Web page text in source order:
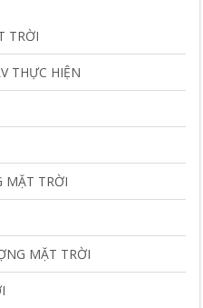
TRỜI
THỰC HIỆN
MẶT TRỜI
MẶT TRỜI